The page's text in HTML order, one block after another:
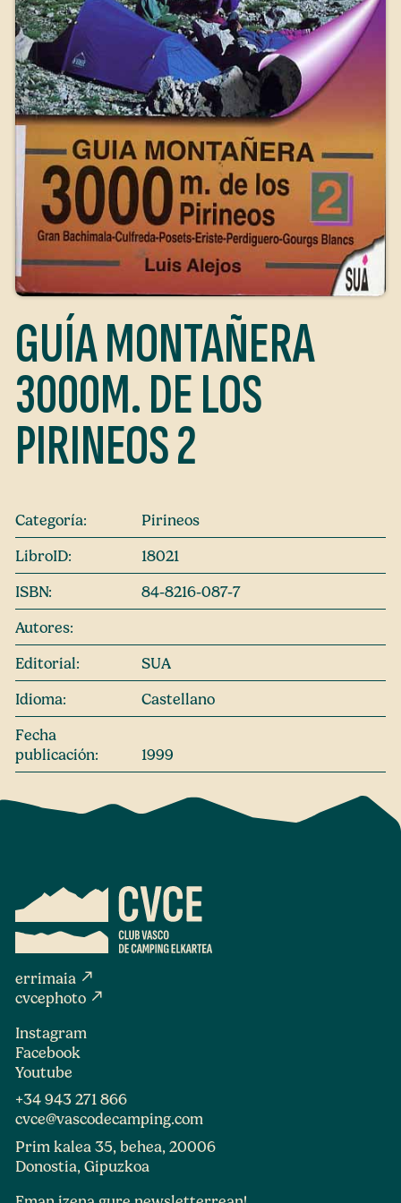
GUÍA MONTAÑERA
3000M. DE LOS
PIRINEOS 2
Categoría:
Pirineos
LibroID:
18021
ISBN:
84-8216-087-7
Autores:
Editorial:
SUA
Idioma:
Castellano
Fecha
publicación:
1999
errimaia north_east
cvcephoto north_east
Instagram
Facebook
Youtube
+34 943 271 866
cvce@vascodecamping.com
Prim kalea 35, behea, 20006
Donostia, Gipuzkoa